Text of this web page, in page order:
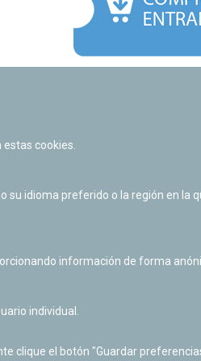
Derecho de acceso a
cookies.
su idioma preferido o la región en la
información de forma
individual.
clique el botón "Guardar